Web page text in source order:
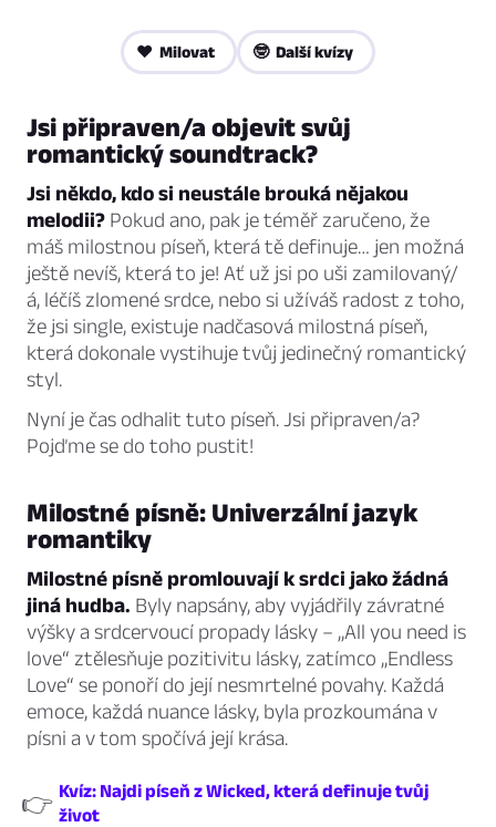
❤️ Milovat 🤓 Další kvízy
Jsi připraven/a objevit svůj
romantický soundtrack?
Jsi někdo, kdo si neustále brouká nějakou
melodii? Pokud ano, pak je téměř zaručeno, že
máš milostnou píseň, která tě definuje… jen možná
ještě nevíš, která to je! Ať už jsi po uši zamilovaný/
á, léčíš zlomené srdce, nebo si užíváš radost z toho,
že jsi single, existuje nadčasová milostná píseň,
která dokonale vystihuje tvůj jedinečný romantický
styl.
Nyní je čas odhalit tuto píseň. Jsi připraven/a?
Pojďme se do toho pustit!
Milostné písně: Univerzální jazyk
romantiky
Milostné písně promlouvají k srdci jako žádná
jiná hudba. Byly napsány, aby vyjádřily závratné
výšky a srdcervoucí propady lásky – „All you need is
love“ ztělesňuje pozitivitu lásky, zatímco „Endless
Love“ se ponoří do její nesmrtelné povahy. Každá
emoce, každá nuance lásky, byla prozkoumána v
písni a v tom spočívá její krása.
👉 Kvíz: Najdi píseň z Wicked, která definuje tvůj
život